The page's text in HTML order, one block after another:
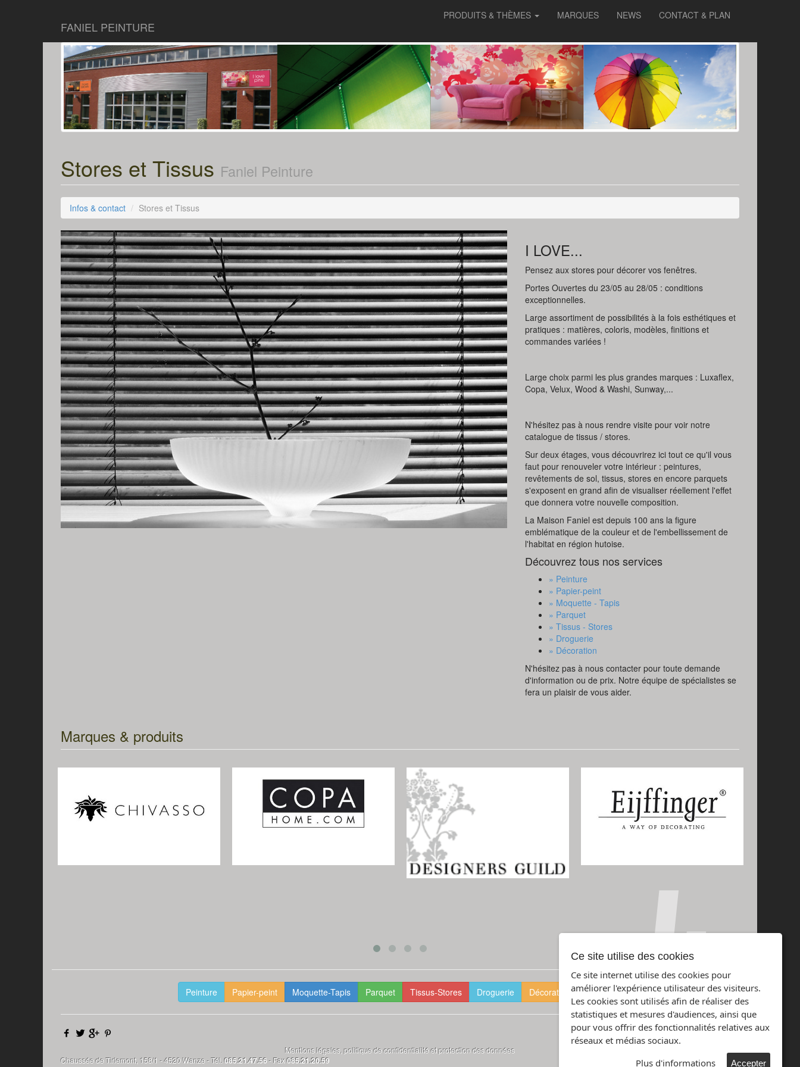
FANIEL PEINTURE
PRODUITS & THÈMES MARQUES NEWS CONTACT & PLAN
Stores et Tissus Faniel Peinture
Infos & contact Stores et Tissus
I LOVE...
Pensez aux stores pour décorer vos fenêtres.
Portes Ouvertes du 23/05 au 28/05 : conditions
exceptionnelles.
Large assortiment de possibilités à la fois esthétiques et
pratiques : matières, coloris, modèles, finitions et
commandes variées !
Large choix parmi les plus grandes marques : Luxaflex,
Copa, Velux, Wood & Washi, Sunway,...
N'hésitez pas à nous rendre visite pour voir notre
catalogue de tissus / stores.
Sur deux étages, vous découvrirez ici tout ce qu'il vous
faut pour renouveler votre intérieur : peintures,
revêtements de sol, tissus, stores en encore parquets
s'exposent en grand afin de visualiser réellement l'effet
que donnera votre nouvelle composition.
La Maison Faniel est depuis 100 ans la figure
emblématique de la couleur et de l'embellissement de
l'habitat en région hutoise.
Découvrez tous nos services
» Peinture
» Papier-peint
» Moquette - Tapis
» Parquet
» Tissus - Stores
» Droguerie
» Décoration
N'hésitez pas à nous contacter pour toute demande
d'information ou de prix. Notre équipe de spécialistes se
fera un plaisir de vous aider.
Marques & produits
Peinture Papier-peint Moquette-Tapis Parquet Tissus-Stores Droguerie Décoration Contact
Mentions légales, politique de confidentialité et protection des données
Chaussée de Tirlemont, 158/1 - 4520 Wanze - Tél.085.21.47.56- Fax085.21.20.59
Ce site utilise des cookies
Ce site internet utilise des cookies pour
améliorer l'expérience utilisateur des visiteurs.
Les cookies sont utilisés afin de réaliser des
statistiques et mesures d'audiences, ainsi que
pour vous offrir des fonctionnalités relatives aux
réseaux et médias sociaux.
Plus d'informations
Accepter